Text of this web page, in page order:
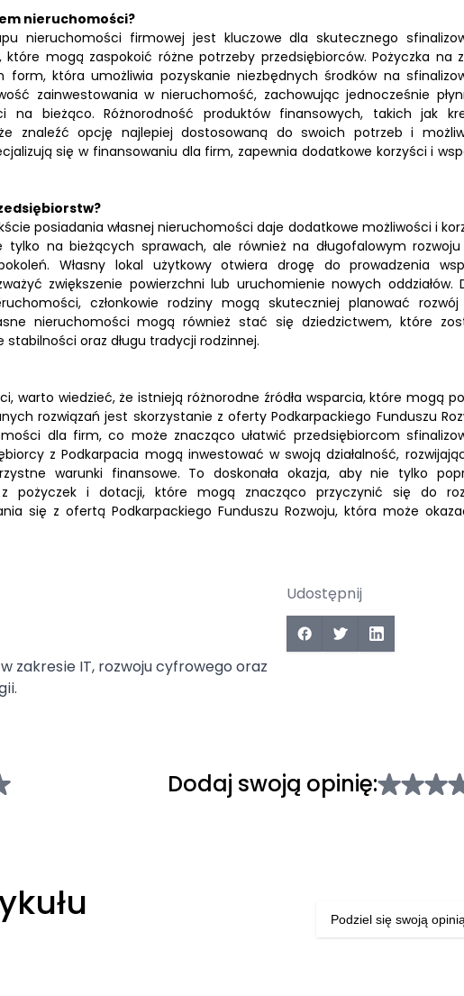
nieruchomości?
nieruchomości firmowej jest kluczowe dla skutecznego
mogą zaspokoić różne potrzeby przedsiębiorców. Pożyczka na
która umożliwia pozyskanie niezbędnych środków na
zainwestowania w nieruchomość, zachowując jednocześnie
na bieżąco. Różnorodność produktów finansowych, takich jak
znaleźć opcję najlepiej dostosowaną do swoich potrzeb i
się w finansowaniu dla firm, zapewnia dodatkowe korzyści i
posiadania własnej nieruchomości daje dodatkowe możliwości i
na bieżących sprawach, ale również na długofalowym rozwoju
Własny lokal użytkowy otwiera drogę do prowadzenia
zwiększenie powierzchni lub uruchomienie nowych oddziałów.
członkowie rodziny mogą skuteczniej planować rozwój
nieruchomości mogą również stać się dziedzictwem, które
oraz długu tradycji rodzinnej.
warto wiedzieć, że istnieją różnorodne źródła wsparcia, które mogą
rozwiązań jest skorzystanie z oferty Podkarpackiego Funduszu
dla firm, co może znacząco ułatwić przedsiębiorcom
z Podkarpacia mogą inwestować w swoją działalność,
warunki finansowe. To doskonała okazja, aby nie tylko
pożyczek i dotacji, które mogą znacząco przyczynić się do
się z ofertą Podkarpackiego Funduszu Rozwoju, która może
zakresie IT, rozwoju cyfrowego oraz
Udostępnij
Dodaj swoją opinię:
Podziel się swoją opinią